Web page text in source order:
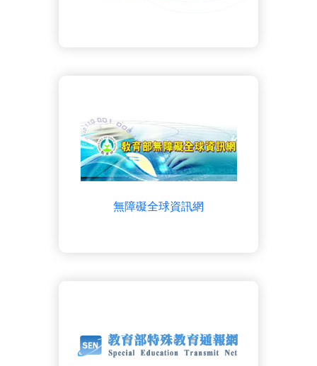
無障礙全球資訊網